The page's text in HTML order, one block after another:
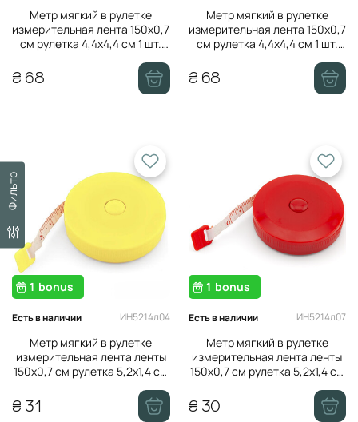
Фильтр
Метр мягкий в рулетке
измерительная лента 150х0,7
см рулетка 4,4х4,4 см 1 шт.
₴ 68
Метр мягкий в рулетке
измерительная лента 150х0,7
см рулетка 4,4х4,4 см 1 шт.
₴ 68
1 bonus
Есть в наличии ИН5214л04
Метр мягкий в рулетке
измерительная лента ленты
150х0,7 см рулетка 5,2х1,4 см
₴ 31
1 bonus
Есть в наличии ИН5214л07
Метр мягкий в рулетке
измерительная лента ленты
150х0,7 см рулетка 5,2х1,4 см
₴ 30